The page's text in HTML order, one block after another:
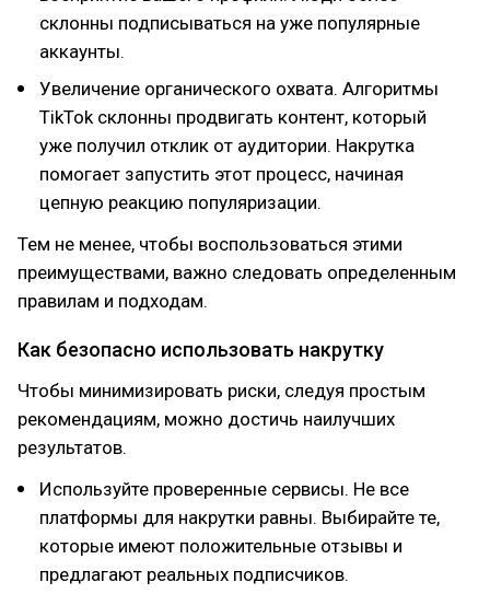
склонны подписываться на уже популярные
аккаунты.
Увеличение органического охвата. Алгоритмы
TikTok склонны продвигать контент, который
уже получил отклик от аудитории. Накрутка
помогает запустить этот процесс, начиная
цепную реакцию популяризации.
Тем не менее, чтобы воспользоваться этими
преимуществами, важно следовать определенным
правилам и подходам.
Как безопасно использовать накрутку
Чтобы минимизировать риски, следуя простым
рекомендациям, можно достичь наилучших
результатов.
Используйте проверенные сервисы. Не все
платформы для накрутки равны. Выбирайте те,
которые имеют положительные отзывы и
предлагают реальных подписчиков.